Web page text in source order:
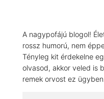
A nagypofájú blogol!
rossz humorú, nem
Tényleg kit érdekelne
olvasod, akkor veled is
remek orvost ez